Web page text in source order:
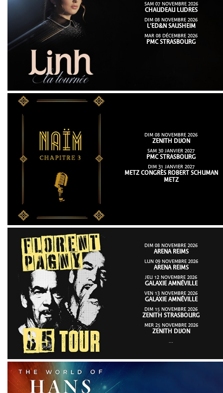
SAM 07 NOVEMBRE 2026
CHAUDEAU LUDRES
DIM 08 NOVEMBRE 2026
L'ED&N SAUSHEIM
MAR 08 DÉCEMBRE 2026
PMC STRASBOURG
DIM 08 NOVEMBRE 2026
ZENITH DIJON
SAM 30 JANVIER 2027
PMC STRASBOURG
DIM 31 JANVIER 2027
METZ CONGRÈS ROBERT SCHUMAN
METZ
DIM 08 NOVEMBRE 2026
ARENA REIMS
LUN 09 NOVEMBRE 2026
ARENA REIMS
JEU 12 NOVEMBRE 2026
GALAXIE AMNÉVILLE
VEN 13 NOVEMBRE 2026
GALAXIE AMNÉVILLE
DIM 15 NOVEMBRE 2026
ZENITH STRASBOURG
MER 25 NOVEMBRE 2026
ZENITH DIJON
...